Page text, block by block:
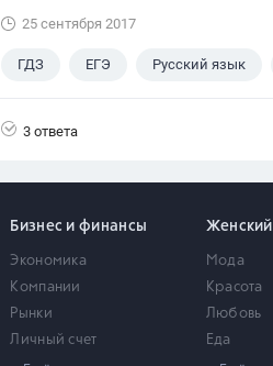
25 сентября 2017
ГДЗ ЕГЭ Русский язык
3 ответа
Бизнес и финансы
Экономика
Компании
Рынки
Личный счет
Женский
Мода
Красота
Любовь
Еда